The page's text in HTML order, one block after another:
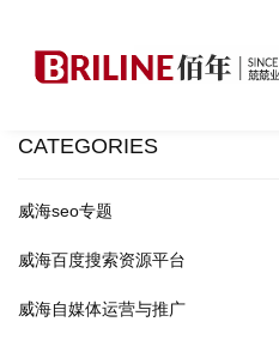
CATEGORIES
威海seo专题
威海百度搜索资源平台
威海自媒体运营与推广